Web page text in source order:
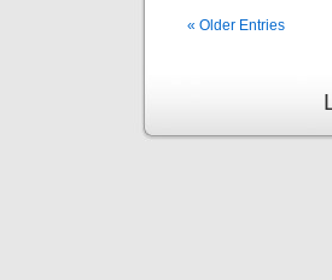
« Older Entries